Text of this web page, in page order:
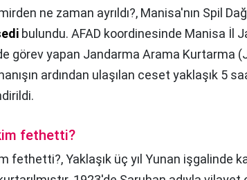
ne zaman ayrıldı?, Manisa'nın Spil
bulundu. AFAD koordinesinde Manisa İl
görev yapan Jandarma Arama Kurtarma
ardından ulaşılan ceset yaklaşık 5
fethetti?
fethetti?,Yaklaşık üç yıl Yunan işgalinde